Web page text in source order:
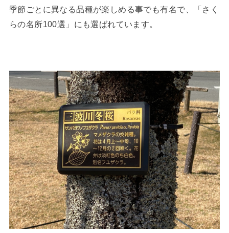
季節ごとに異なる品種が楽しめる事でも有名で、「さく
らの名所100選」にも選ばれています。